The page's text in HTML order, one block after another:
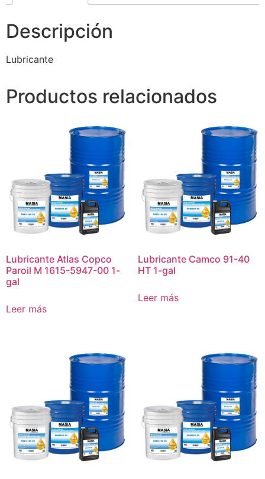
Descripción
Lubricante
Productos relacionados
Lubricante Atlas Copco
Paroil M 1615-5947-00 1-
gal
Leer más
Lubricante Camco 91-40
HT 1-gal
Leer más